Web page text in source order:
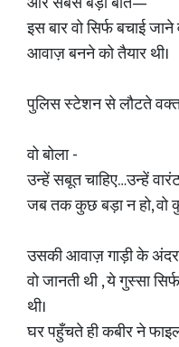
इस बार वो सिर्फ बचाई
आवाज़ बनने को तैयार थी।
पुलिस स्टेशन से लौटते वक्त
वो बोला -
उन्हें सबूत चाहिए…उन्हें
जब तक कुछ बड़ा न हो, वो
उसकी आवाज़ गाड़ी के अंदर
वो जानती थी , ये गुस्सा
थी।
घर पहुँचते ही कबीर ने